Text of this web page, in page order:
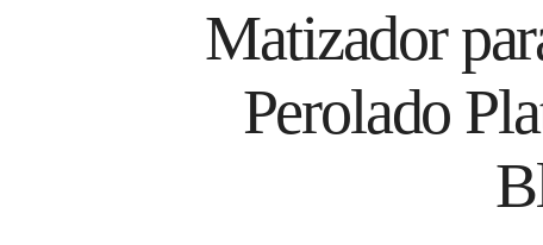
Matizador
Perolado